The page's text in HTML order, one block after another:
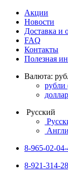
Акции
Новости
Доставка и
FAQ
Контакты
Полезная
Валюта:
рубли
Русский
8-965-02-
8-921-314-